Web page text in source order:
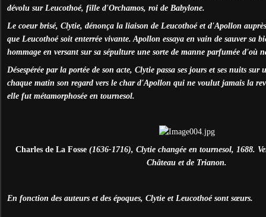
dévolu sur Leucothoé, fille d'Orchamos, roi de Babylone.
Le coeur brisé, Clytie, dénonça la liaison de Leucothoé et d'Apollon
que Leucothoé soit enterrée vivante. Apollon essaya en vain de sauver sa
hommage en versant sur sa sépulture une sorte de manne parfumée d'où
Désespérée par la portée de son acte, Clytie passa ses jours et ses nuits
chaque matin son regard vers le char d'Apollon qui ne voulut jamais la
elle fut métamorphosée en tournesol.
Charles de La Fosse (1636-1716), Clytie changée en tournesol, 1688.
Château et de Trianon.
En fonction des auteurs et des époques, Clytie et Leucothoé sont sœurs.